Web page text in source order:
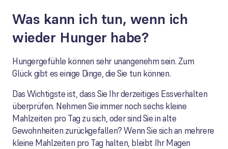
Was kann ich tun, wenn ich
wieder Hunger habe?
Hungergefühle können sehr unangenehm sein. Zum
Glück gibt es einige Dinge, die Sie tun können.
Das Wichtigste ist, dass Sie Ihr derzeitiges Essverhalten
überprüfen. Nehmen Sie immer noch sechs kleine
Mahlzeiten pro Tag zu sich, oder sind Sie in alte
Gewohnheiten zurückgefallen? Wenn Sie sich an mehrere
kleine Mahlzeiten pro Tag halten, bleibt Ihr Magen